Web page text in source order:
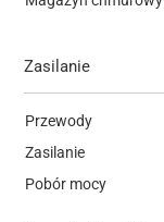
Zasilanie
Przewody
Zasilanie
Pobór mocy